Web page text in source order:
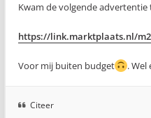
Kwam de volgende
https://link.marktplaats.nl/
Voor mij buiten budget . Wel
Citeer